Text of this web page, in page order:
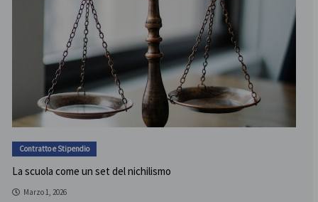
Contratto e Stipendio
La scuola come un set del nichilismo
Marzo 1, 2026